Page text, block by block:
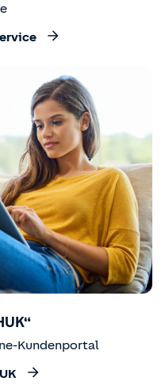
Kundenportal